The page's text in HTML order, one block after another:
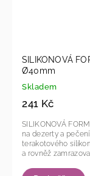
SILIKONOVÁ
Ø40mm
Skladem
241 Kč
SILIKONOVÁ
na dezerty a pečení ve tvaru
terakotového silikonut řady
a rovněž